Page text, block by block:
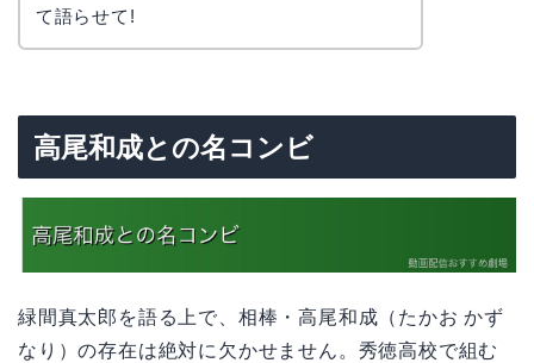
て語らせて!
高尾和成との名コンビ
緑間真太郎を語る上で、相棒・高尾和成（たかお かず
なり）の存在は絶対に欠かせません。秀徳高校で組む